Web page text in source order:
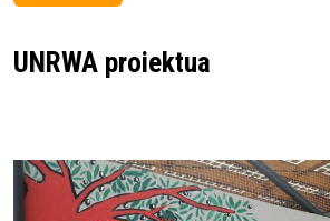
UNRWA proiektua